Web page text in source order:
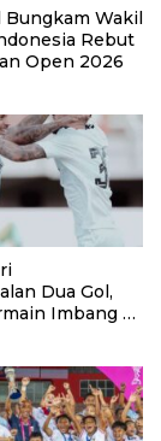
Bungkam Wakil
Rebut
Open 2026
Dua Gol,
Imbang 2-